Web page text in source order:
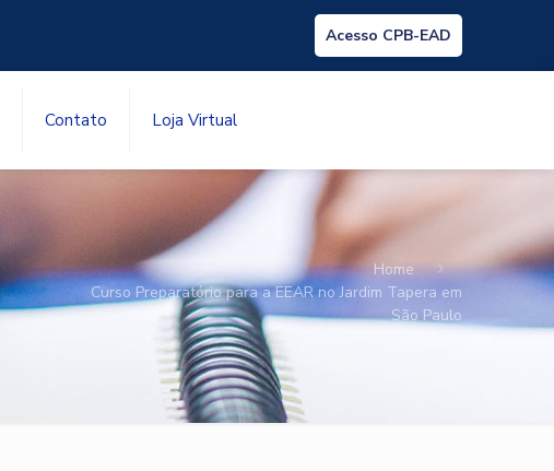
Acesso CPB-EAD
Contato Loja Virtual
Home
Curso Preparatório para a EEAR no Jardim Tapera em
São Paulo